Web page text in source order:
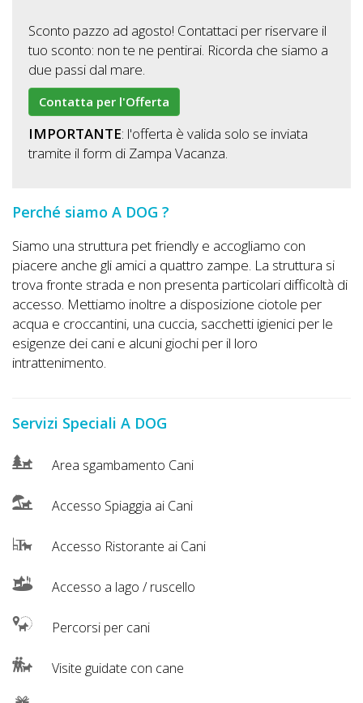
CODICE
SCONTO
Video
Tutorial
con
Noi
Inserisci
Attività
Accedi
Registrati
Sconto pazzo ad agosto! Contattaci per riservare il
tuo sconto: non te ne pentirai. Ricorda che siamo a
due passi dal mare.
Contatta per l'Offerta
IMPORTANTE: l'offerta è valida solo se inviata
tramite il form di Zampa Vacanza.
Perché siamo A DOG ?
Siamo una struttura pet friendly e accogliamo con
piacere anche gli amici a quattro zampe. La struttura si
trova fronte strada e non presenta particolari difficoltà di
accesso. Mettiamo inoltre a disposizione ciotole per
acqua e croccantini, una cuccia, sacchetti igienici per le
esigenze dei cani e alcuni giochi per il loro
intrattenimento.
Servizi Speciali A DOG
Area sgambamento Cani
Accesso Spiaggia ai Cani
Accesso Ristorante ai Cani
Accesso a lago / ruscello
Percorsi per cani
Visite guidate con cane